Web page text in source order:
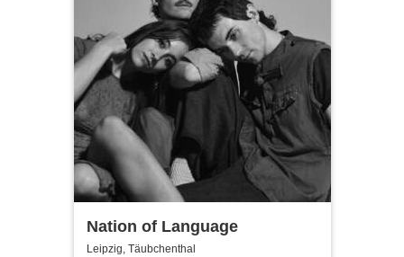
Nation of Language
Leipzig, Täubchenthal